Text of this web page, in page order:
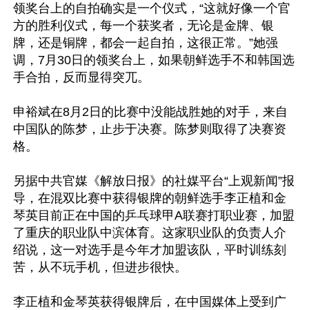
领奖台上的自拍确实是一个仪式，“这就好像一个官
方的胜利仪式，每一个获奖者，无论是金牌、银
牌，还是铜牌，都会一起自拍，这很正常。”她强
调，7月30日的领奖台上，如果朝鲜选手不和韩国选
手合拍，反而显得突兀。
申裕斌在8月2日的比赛中没能战胜她的对手，来自
中国队的陈梦，止步于决赛。陈梦则取得了决赛资
格。
另据中共官媒《解放日报》的社媒平台“上观新闻”报
导，在混双比赛中获得银牌的朝鲜选手李正植和金
琴英目前正在中国的乒乓球甲A联赛打职业赛，加盟
了重庆的职业队中滨体育。这家职业队的负责人介
绍说，这一对选手是今年才加盟该队，平时训练刻
苦，从不玩手机，但进步很快。
李正植和金琴英获得银牌后，在中国媒体上受到广